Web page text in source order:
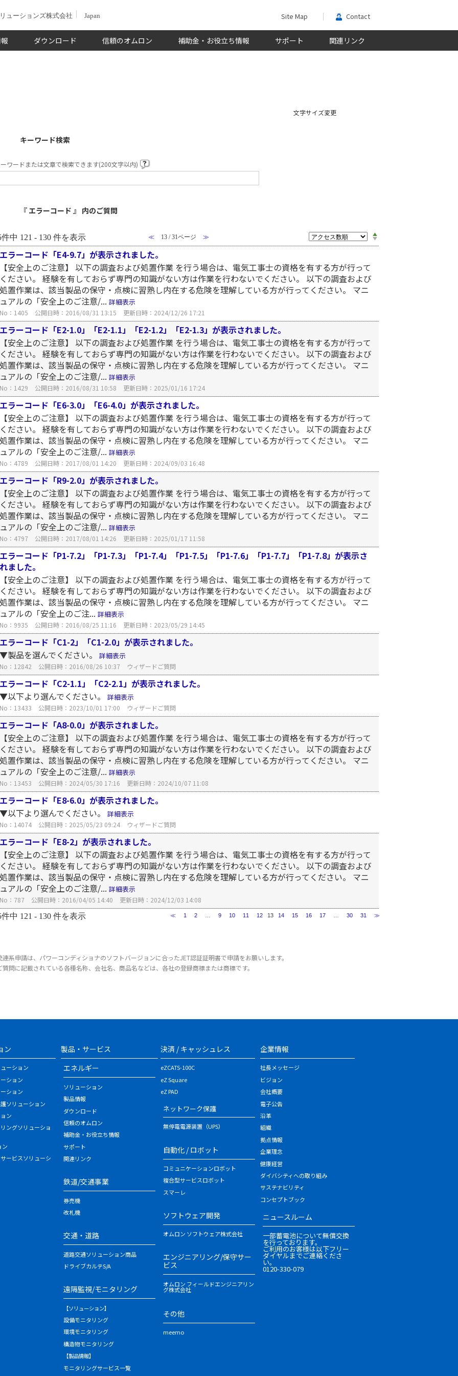
ューションズ株式会社 Japan Site Map Contact
ダウンロード 信頼のオムロン 補助金・お役立ち情報 サポート 関連リンク
文字サイズ変更
キーワード検索
ワードまたは文章で検索できます(200文字以内)
『 エラーコード 』 内のご質問
件中 121 - 130 件を表示 ≪ 13 / 31ページ ≫
エラーコード「E4-9.7」が表示されました。
【安全上のご注意】 以下の調査および処置作業 を行う場合は、電気工事士の資格を有する方が行って
ください。 経験を有しておらず専門の知識がない方は作業を行わないでください。 以下の調査および
処置作業は、該当製品の保守・点検に習熟し内在する危険を理解している方が行ってください。 マニ
ュアルの「安全上のご注意/... 詳細表示
No：1405 公開日時：2016/08/31 13:15 更新日時：2024/12/26 17:21
エラーコード「E2-1.0」「E2-1.1」「E2-1.2」「E2-1.3」が表示されました。
【安全上のご注意】 以下の調査および処置作業 を行う場合は、電気工事士の資格を有する方が行って
ください。 経験を有しておらず専門の知識がない方は作業を行わないでください。 以下の調査および
処置作業は、該当製品の保守・点検に習熟し内在する危険を理解している方が行ってください。 マニ
ュアルの「安全上のご注意/... 詳細表示
No：1429 公開日時：2016/08/31 10:58 更新日時：2025/01/16 17:24
エラーコード「E6-3.0」「E6-4.0」が表示されました。
【安全上のご注意】 以下の調査および処置作業 を行う場合は、電気工事士の資格を有する方が行って
ください。 経験を有しておらず専門の知識がない方は作業を行わないでください。 以下の調査および
処置作業は、該当製品の保守・点検に習熟し内在する危険を理解している方が行ってください。 マニ
ュアルの「安全上のご注意/... 詳細表示
No：4789 公開日時：2017/08/01 14:20 更新日時：2024/09/03 16:48
エラーコード「R9-2.0」が表示されました。
【安全上のご注意】 以下の調査および処置作業 を行う場合は、電気工事士の資格を有する方が行って
ください。 経験を有しておらず専門の知識がない方は作業を行わないでください。 以下の調査および
処置作業は、該当製品の保守・点検に習熟し内在する危険を理解している方が行ってください。 マニ
ュアルの「安全上のご注意/... 詳細表示
No：4797 公開日時：2017/08/01 14:26 更新日時：2025/01/17 11:58
エラーコード「P1-7.2」「P1-7.3」「P1-7.4」「P1-7.5」「P1-7.6」「P1-7.7」「P1-7.8」が表示さ
れました。
【安全上のご注意】 以下の調査および処置作業 を行う場合は、電気工事士の資格を有する方が行って
ください。 経験を有しておらず専門の知識がない方は作業を行わないでください。 以下の調査および
処置作業は、該当製品の保守・点検に習熟し内在する危険を理解している方が行ってください。 マニ
ュアルの「安全上のご注... 詳細表示
No：9935 公開日時：2016/08/25 11:16 更新日時：2023/05/29 14:45
エラーコード「C1-2」「C1-2.0」が表示されました。
▼製品を選んでください。
詳細表示
No：12842 公開日時：2016/08/26 10:37 ウィザードご質問
エラーコード「C2-1.1」「C2-2.1」が表示されました。
▼以下より選んでください。
詳細表示
No：13433 公開日時：2023/10/01 17:00 ウィザードご質問
エラーコード「A8-0.0」が表示されました。
【安全上のご注意】 以下の調査および処置作業 を行う場合は、電気工事士の資格を有する方が行って
ください。 経験を有しておらず専門の知識がない方は作業を行わないでください。 以下の調査および
処置作業は、該当製品の保守・点検に習熟し内在する危険を理解している方が行ってください。 マニ
ュアルの「安全上のご注意/... 詳細表示
No：13453 公開日時：2024/05/30 17:16 更新日時：2024/10/07 11:08
エラーコード「E8-6.0」が表示されました。
▼以下より選んでください。
詳細表示
No：14074 公開日時：2025/05/23 09:24 ウィザードご質問
エラーコード「E8-2」が表示されました。
【安全上のご注意】 以下の調査および処置作業 を行う場合は、電気工事士の資格を有する方が行って
ください。 経験を有しておらず専門の知識がない方は作業を行わないでください。 以下の調査および
処置作業は、該当製品の保守・点検に習熟し内在する危険を理解している方が行ってください。 マニ
ュアルの「安全上のご注意/... 詳細表示
No：787 公開日時：2016/04/05 14:40
更新日時：2024/12/03 14:08
件中 121 - 130 件を表示
≪ 1 2 9 10 11 12 13 14 15 16 17 30 31 ≫
系申請は、パワーコンディショナのソフトバージョンに合ったJET認証証明書で申請をお願いします。
問に記載されている各種名称、会社名、商品名などは、各社の登録商標または商標です。
ン
ーション
ション
ション
ソリューション
ン
ングソリューショ
ン
ービスソリューシ
製品・サービス
エネルギー
ソリューション
製品情報
ダウンロード
信頼のオムロン
補助金・お役立ち情報
サポート
関連リンク
鉄道/交通事業
券売機
改札機
交通・道路
道路交通ソリューション商品
ドライブカルテS/A
遠隔監視/モニタリング
【ソリューション】
設備モニタリング
環境モニタリング
構造物モニタリング
【製品情報】
モニタリングサービス一覧
決済 / キャッシュレス
eZCATS-100C
eZ Square
eZ PAD
ネットワーク保護
無停電電源装置（UPS）
自動化 / ロボット
コミュニケーションロボット
複合型サービスロボット
スマーレ
ソフトウェア開発
オムロン ソフトウェア株式会社
エンジニアリング/保守サー
ビス
オムロン フィールドエンジニアリン
グ株式会社
その他
meemo
企業情報
社長メッセージ
ビジョン
会社概要
電子公告
沿革
組織
拠点情報
企業理念
健康経営
ダイバシティへの取り組み
サステナビリティ
コンセプトブック
ニュースルーム
一部蓄電池について無償交換
を行っております。
ご利用のお客様は以下フリー
ダイヤルまでご連絡くださ
い。
0120-330-079